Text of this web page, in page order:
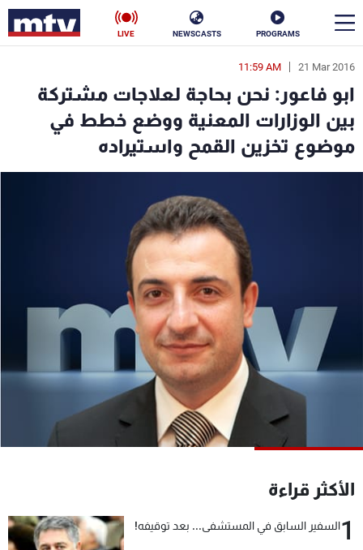
PROGRAMS
NEWSCASTS
LIVE
21 Mar 2016
11:59 AM
ابو فاعور: نحن بحاجة لعلاجات مشتركة
بين الوزارات المعنية ووضع خطط في
موضوع تخزين القمح واستيراده
الأكثر قراءة
1السفير السابق في المستشفى... بعد توقيفه!
en
الأخبار
سياسة ناس
رياضة
البرامج
جدول البرامج
شاهد البرامج
الترددات
لاعلاناتكم